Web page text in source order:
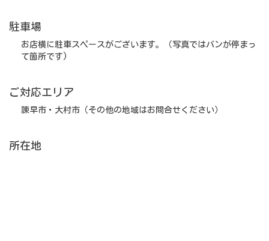
駐車場
お店横に駐車スペースがございます。（写真ではバンが停まっ
て箇所です)
ご対応エリア
諫早市・大村市（その他の地域はお問合せください）
所在地